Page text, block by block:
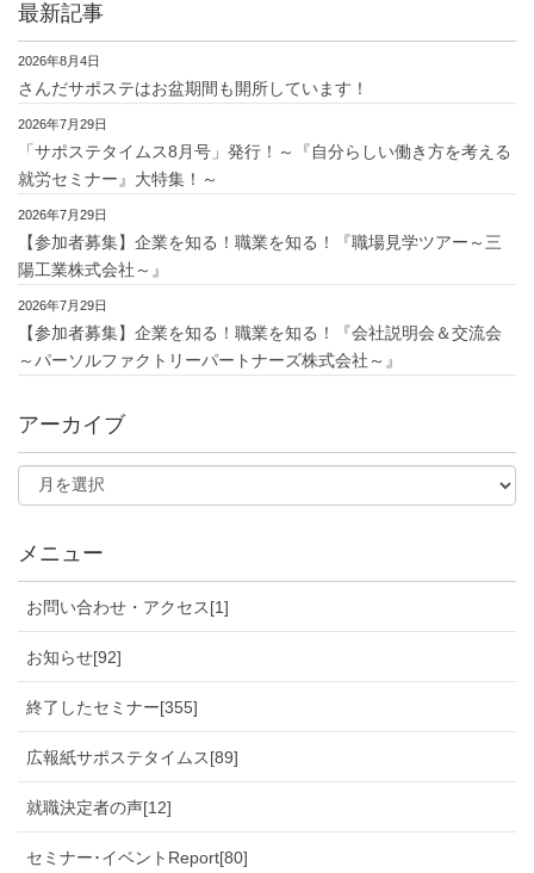
最新記事
2026年8月4日
さんだサポステはお盆期間も開所しています！
2026年7月29日
「サポステタイムス8月号」発行！～『自分らしい働き方を考える
就労セミナー』大特集！～
2026年7月29日
【参加者募集】企業を知る！職業を知る！『職場見学ツアー～三
陽工業株式会社～』
2026年7月29日
【参加者募集】企業を知る！職業を知る！『会社説明会＆交流会
～パーソルファクトリーパートナーズ株式会社～』
アーカイブ
メニュー
お問い合わせ・アクセス[1]
お知らせ[92]
終了したセミナー[355]
広報紙サポステタイムス[89]
就職決定者の声[12]
セミナー･イベントReport[80]